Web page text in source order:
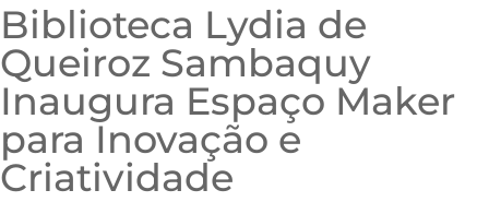
Biblioteca Lydia de
Queiroz Sambaquy
Inaugura Espaço Maker
para Inovação e
Criatividade